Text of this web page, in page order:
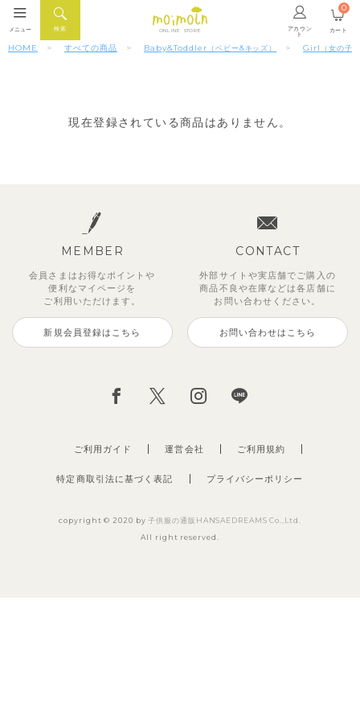
ONLINE STORE アカウン
ト
検索
メニュー カート
0
HOME すべての商品 Baby&Toddler （ベビー&キッズ） Girl （女の子）
現在登録されている商品はありません。
MEMBER
会員さまはお得なポイントや
便利な マイページを
ご利用いただけます。
新規会員登録はこちら
CONTACT
外部サイトや実店舗でご購入の
商品不良や在庫などは各店舗に
お問い合わせください。
お問い合わせはこちら
ご利用ガイド 運営会社
特定商取引法に基づく表記 プライバシーポリシー
ご利用規約
copyright © 2020 by子供服の通販HANSAEDREAMS Co.,Ltd.
All right reserved.